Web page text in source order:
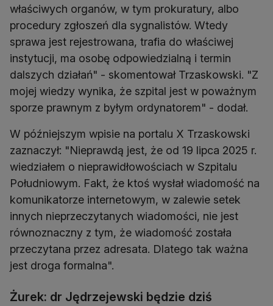
właściwych organów, w tym prokuratury, albo
procedury zgłoszeń dla sygnalistów. Wtedy
sprawa jest rejestrowana, trafia do właściwej
instytucji, ma osobę odpowiedzialną i termin
dalszych działań" - skomentował Trzaskowski. "Z
mojej wiedzy wynika, że szpital jest w poważnym
sporze prawnym z byłym ordynatorem" - dodał.
W późniejszym wpisie na portalu X Trzaskowski
zaznaczył: "Nieprawdą jest, że od 19 lipca 2025 r.
wiedziałem o nieprawidłowościach w Szpitalu
Południowym. Fakt, że ktoś wysłał wiadomość na
komunikatorze internetowym, w zalewie setek
innych nieprzeczytanych wiadomości, nie jest
równoznaczny z tym, że wiadomość została
przeczytana przez adresata. Dlatego tak ważna
jest droga formalna".
Żurek: dr Jędrzejewski będzie dziś